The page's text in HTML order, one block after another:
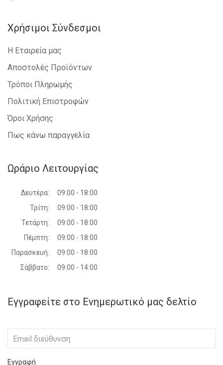
Χρήσιμοι Σύνδεσμοι
Η Εταιρεία μας
Αποστολές Προϊόντων
Τρόποι Πληρωμής
Πολιτική Επιστροφών
Όροι Χρήσης
Πως κάνω παραγγελία
Ωράριο Λειτουργίας
Δευτέρα:
09:00 - 18:00
Τρίτη:
09:00 - 18:00
Τετάρτη:
09:00 - 18:00
Πέμπτη:
09:00 - 18:00
Παρασκευή:
09:00 - 18:00
Σάββατο:
09:00 - 14:00
Εγγραφείτε στο Ενημερωτικό μας δελτίο
Εγγραφή